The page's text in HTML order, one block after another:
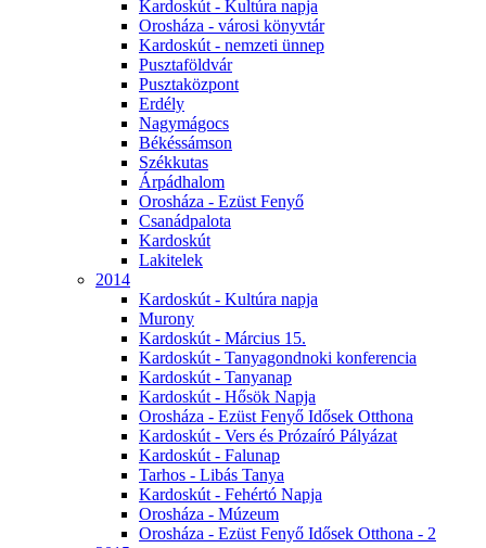
Kardoskút - Kultúra napja
Orosháza - városi könyvtár
Kardoskút - nemzeti ünnep
Pusztaföldvár
Pusztaközpont
Erdély
Nagymágocs
Békéssámson
Székkutas
Árpádhalom
Orosháza - Ezüst Fenyő
Csanádpalota
Kardoskút
Lakitelek
2014
Kardoskút - Kultúra napja
Murony
Kardoskút - Március 15.
Kardoskút - Tanyagondnoki konferencia
Kardoskút - Tanyanap
Kardoskút - Hősök Napja
Orosháza - Ezüst Fenyő Idősek Otthona
Kardoskút - Vers és Prózaíró Pályázat
Kardoskút - Falunap
Tarhos - Libás Tanya
Kardoskút - Fehértó Napja
Orosháza - Múzeum
Orosháza - Ezüst Fenyő Idősek Otthona - 2